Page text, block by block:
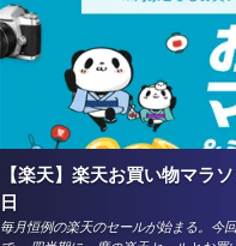
【楽天】楽天お買い物マ
日
毎月恒例の楽天のセールが始まる。今